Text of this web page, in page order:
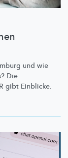
und wie
Die
gibt Einblicke.